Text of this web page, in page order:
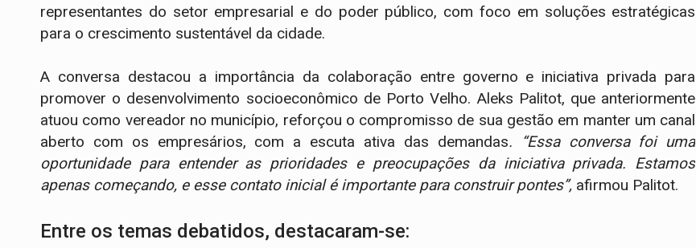
representantes do setor empresarial e do poder público, com foco em soluções estratégicas
para o crescimento sustentável da cidade.
A conversa destacou a importância da colaboração entre governo e iniciativa privada para
promover o desenvolvimento socioeconômico de Porto Velho. Aleks Palitot, que anteriormente
atuou como vereador no município, reforçou o compromisso de sua gestão em manter um canal
aberto com os empresários, com a escuta ativa das demandas. “Essa conversa foi uma
oportunidade para entender as prioridades e preocupações da iniciativa privada. Estamos
apenas começando, e esse contato inicial é importante para construir pontes”, afirmou Palitot.
Entre os temas debatidos, destacaram-se: